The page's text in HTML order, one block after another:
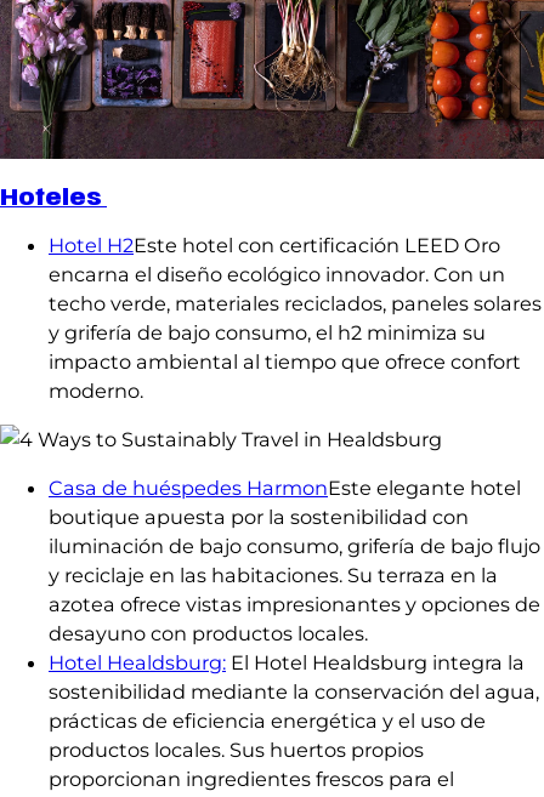
Hoteles
Hotel H2Este hotel con certificación LEED Oro
encarna el diseño ecológico innovador. Con un
techo verde, materiales reciclados, paneles solares
y grifería de bajo consumo, el h2 minimiza su
impacto ambiental al tiempo que ofrece confort
moderno.
Casa de huéspedes HarmonEste elegante hotel
boutique apuesta por la sostenibilidad con
iluminación de bajo consumo, grifería de bajo flujo
y reciclaje en las habitaciones. Su terraza en la
azotea ofrece vistas impresionantes y opciones de
desayuno con productos locales.
Hotel Healdsburg: El Hotel Healdsburg integra la
sostenibilidad mediante la conservación del agua,
prácticas de eficiencia energética y el uso de
productos locales. Sus huertos propios
proporcionan ingredientes frescos para el